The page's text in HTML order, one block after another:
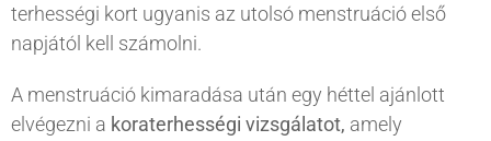
terhességi kort ugyanis az utolsó menstruáció első
napjától kell számolni.
A menstruáció kimaradása után egy héttel ajánlott
elvégezni a koraterhességi vizsgálatot, amely